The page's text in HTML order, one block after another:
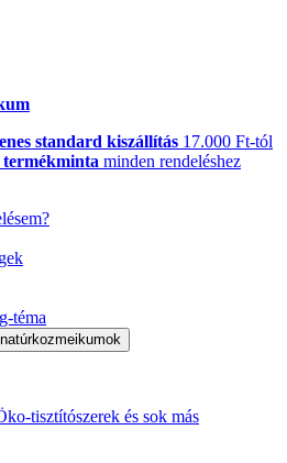
standard kiszállítás 17.000 Ft-tól
termékminta minden rendeléshez
téma
tisztítószerek és sok más